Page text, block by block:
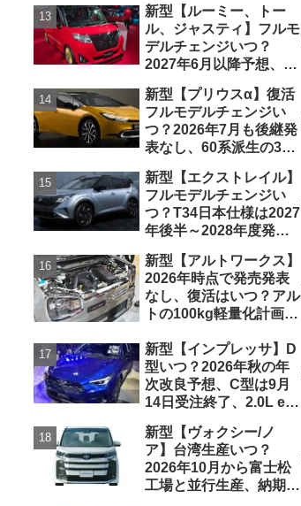
搭載予想【ホンダ最新情
報】Honda S+ Shiftは現
行e:HEV RS 消費税込
4,659,600円で先行導入
新型【ルーミー、トー
ル、ジャスティ】フルモ
デルチェンジいつ？
2027年6月以降予想、ビ
う無い？【トヨタ最新情
報】1.2Lハイブリッド追
加は次期型に期待
新型【プリウスα】復活
フルモデルチェンジい
つ？2026年7月も後継発
表なし、60系派生の3列
発売される可能性は【ト
ヨタ最新情報デザイン予
想画像】スライドドア装
備の要望も
新型【エクストレイル】
フルモデルチェンジい
つ？T34日本仕様は2027
年後半～2028年度発売
米ローグe-POWERは
2026年後半投入へ
新型【アルトワークス】
2026年時点で発売発表
なし、復活はいつ？アル
トの100kg軽量化計画は
処、5MTターボとアルト
スピリットに期待【スズ
キ最新情報】
新型【インプレッサ】D
型いつ？2026年秋の年
次改良予想、C型は9月
14日受注終了、2.0L e-
グハイブリッド設定無し
予想【スバル最新情報】
新型【ヴォクシー/ノ
ア】台湾生産いつ？
2026年10月から富士松
工場と並行生産、納期短